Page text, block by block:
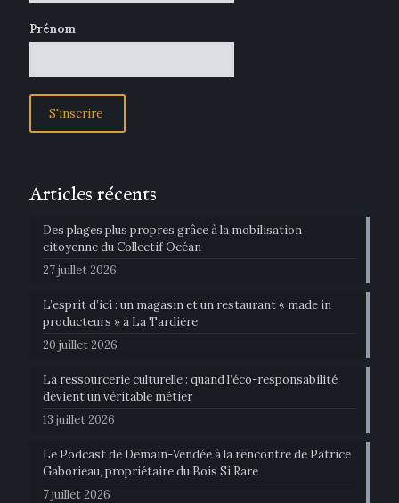
Prénom
Articles récents
Des plages plus propres grâce à la mobilisation
citoyenne du Collectif Océan
27 juillet 2026
L’esprit d’ici : un magasin et un restaurant « made in
producteurs » à La Tardière
20 juillet 2026
La ressourcerie culturelle : quand l’éco-responsabilité
devient un véritable métier
13 juillet 2026
Le Podcast de Demain-Vendée à la rencontre de Patrice
Gaborieau, propriétaire du Bois Si Rare
7 juillet 2026